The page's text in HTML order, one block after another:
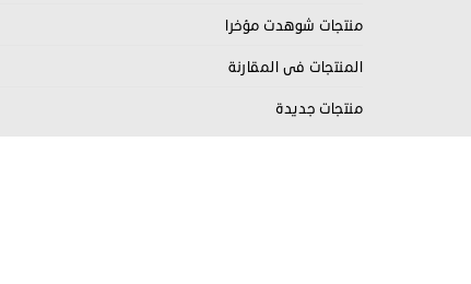
منتجات شوهدت مؤخرا
المنتجات فى المقارنة
منتجات جديدة